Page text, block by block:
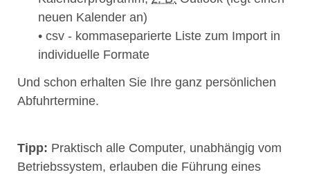
neuen Kalender an)
• csv - kommaseparierte Liste zum Import in
individuelle Formate
Und schon erhalten Sie Ihre ganz persönlichen
Abfuhrtermine.
Tipp: Praktisch alle Computer, unabhängig vom
Betriebssystem, erlauben die Führung eines